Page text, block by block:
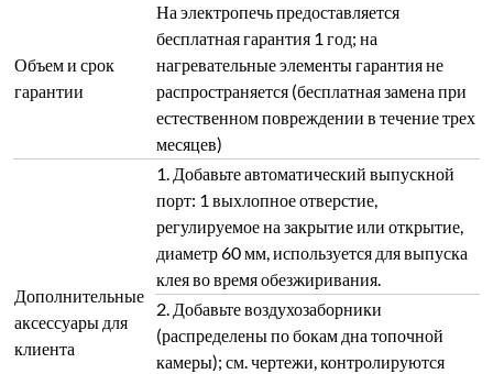
Объем и срок
гарантии
На электропечь предоставляется
бесплатная гарантия 1 год; на
нагревательные элементы гарантия не
распространяется (бесплатная замена при
естественном повреждении в течение трех
месяцев)
Дополнительные
аксессуары для
клиента
1. Добавьте автоматический выпускной
порт: 1 выхлопное отверстие,
регулируемое на закрытие или открытие,
диаметр 60 мм, используется для выпуска
клея во время обезжиривания.
2. Добавьте воздухозаборники
(распределены по бокам дна топочной
камеры); см. чертежи, контролируются